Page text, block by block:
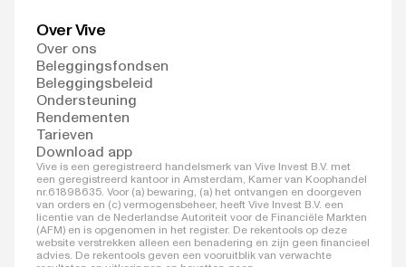
Over Vive
Over ons
Beleggingsfondsen
Beleggingsbeleid
Ondersteuning
Rendementen
Tarieven
Download app
Vive is een geregistreerd handelsmerk van Vive Invest B.V. met
een geregistreerd kantoor in Amsterdam, Kamer van Koophandel
nr.61898635. Voor (a) bewaring, (a) het ontvangen en doorgeven
van orders en (c) vermogensbeheer, heeft Vive Invest B.V. een
licentie van de Nederlandse Autoriteit voor de Financiële Markten
(AFM) en is opgenomen in het register. De rekentools op deze
website verstrekken alleen een benadering en zijn geen financieel
advies. De rekentools geven een vooruitblik van verwachte